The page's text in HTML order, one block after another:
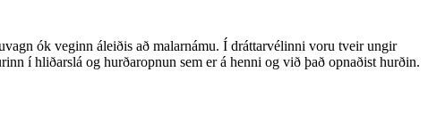
ók veginn áleiðis að malarnámu. Í dráttarvélinni voru tveir ungir
í hliðarslá og hurðaropnun sem er á henni og við það opnaðist hurðin.